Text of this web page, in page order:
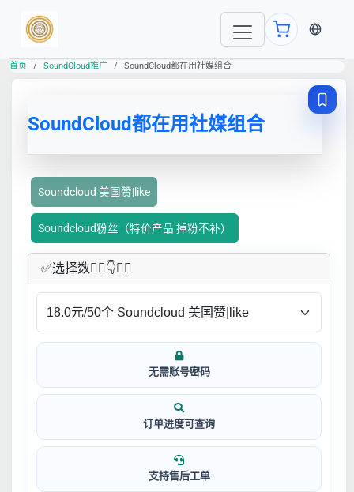
当前语
首页 SoundCloud推广 SoundCloud都在用社媒组合
SoundCloud都在用社媒组合
Soundcloud 美国赞|like
Soundcloud粉丝（特价产品 掉粉不补）
✅​选择数👇🏻​​👇👇🏻​​
无需账号密码
订单进度可查询
支持售后工单